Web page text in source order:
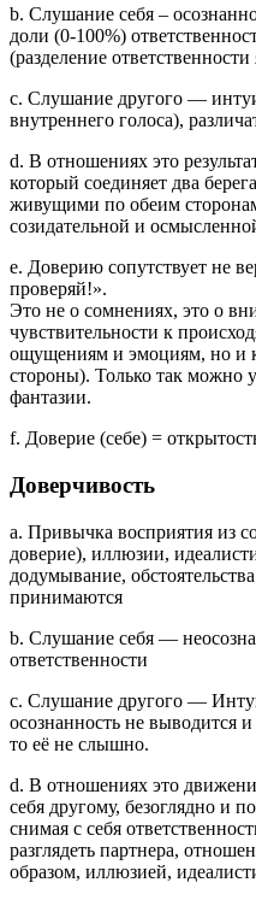
b. Слушание себя –
доли (0-100%)
(разделение
c. Слушание другого —
внутреннего голоса),
d. В отношениях это
который соединяет два
живущими по обеим сторонам
созидательной и
e. Доверию сопутствует не
проверяй!».
Это не о сомнениях, это о
чувствительности к
ощущениям и эмоциям, но и
стороны). Только так можно
фантазии.
f. Доверие (себе) =
Доверчивость
a. Привычка восприятия из
доверие), иллюзии,
додумывание,
принимаются
b. Слушание себя —
ответственности
c. Слушание другого —
осознанность не выводится
то её не слышно.
d. В отношениях это
себя другому, безоглядно и
снимая с себя
разглядеть партнера,
образом, иллюзией,